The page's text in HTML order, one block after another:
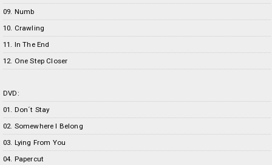
09. Numb
10. Crawling
11. In The End
12. One Step Closer
DVD:
01. Don´t Stay
02. Somewhere I Belong
03. Lying From You
04. Papercut